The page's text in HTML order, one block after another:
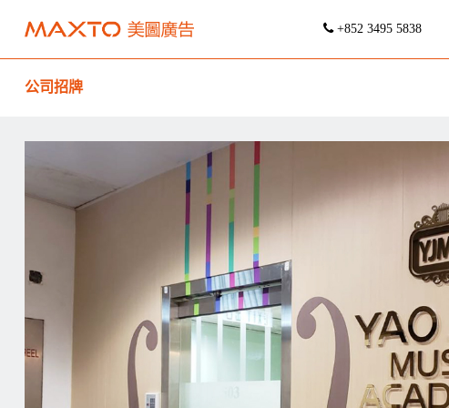
+852 3495 5838
公司招牌